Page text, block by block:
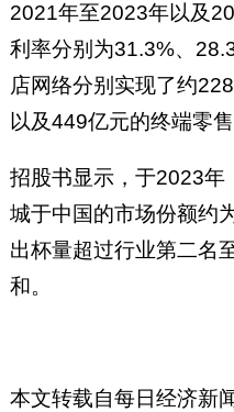
2021年至2023年以及
利率分别为31.3%、
店网络分别实现了约
以及449亿元的终端零售
招股书显示，于2023年
城于中国的市场份额约
出杯量超过行业第二名
和。
本文转载自每日经济新